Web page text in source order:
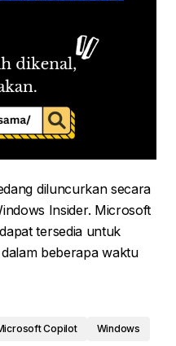
diluncurkan secara
Insider. Microsoft
tersedia untuk
beberapa waktu
Copilot Windows